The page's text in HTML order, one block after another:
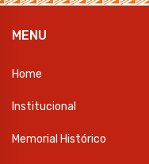
MENU
Home
Institucional
Memorial Histórico